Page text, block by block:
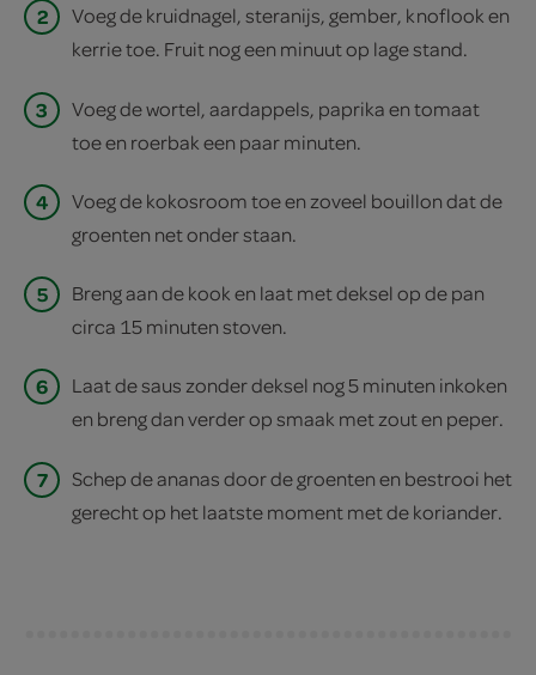
2
Voeg de kruidnagel, steranijs, gember, knoflook en
kerrie toe. Fruit nog een minuut op lage stand.
3
Voeg de wortel, aardappels, paprika en tomaat
toe en roerbak een paar minuten.
4
Voeg de kokosroom toe en zoveel bouillon dat de
groenten net onder staan.
5
Breng aan de kook en laat met deksel op de pan
circa 15 minuten stoven.
6
Laat de saus zonder deksel nog 5 minuten inkoken
en breng dan verder op smaak met zout en peper.
7
Schep de ananas door de groenten en bestrooi het
gerecht op het laatste moment met de koriander.